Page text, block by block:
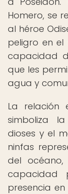
Homero, se
al héroe
peligro en el
capacidad
que les
agua y
La relación
simboliza
dioses y el
ninfas
del
capacidad
presencia